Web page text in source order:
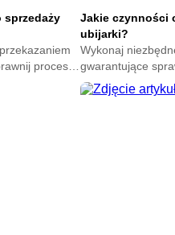
sprzedaży
proces
Jakie czynności
ubijarki?
Wykonaj
gwarantujące
Poznaj etapy
przestojów na